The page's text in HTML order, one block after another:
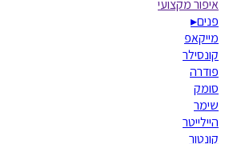
איפור מקצועי
פנים▸
מייקאפ
קונסילר
פודרה
סומק
שימר
היילייטר
קונטור